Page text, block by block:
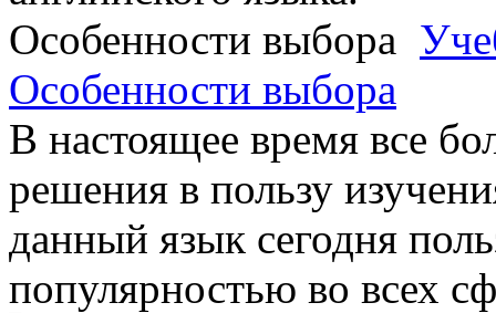
Особенности выбора
В настоящее время все
решения в пользу
данный язык сегодня
популярностью во всех